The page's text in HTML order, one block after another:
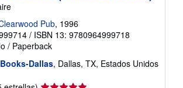
Pub, 1996
/ ISBN 13: 9780964999718
/ Paperback
Dallas, Dallas, TX, Estados Unidos